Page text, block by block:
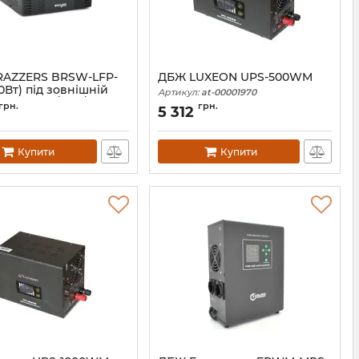
BRSW-LFP-
під зовнішній
(LiFePo4/GEL/AGM)
10/20A BOX
грн.
Купити
ДБЖ LUXEON UPS-500WM
Артикул: at-00001970
5 312 грн.
Купити